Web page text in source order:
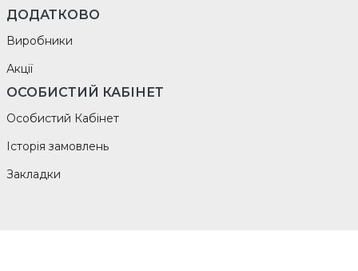
ДОДАТКОВО
Виробники
Акції
ОСОБИСТИЙ КАБІНЕТ
Особистий Кабінет
Історія замовлень
Закладки